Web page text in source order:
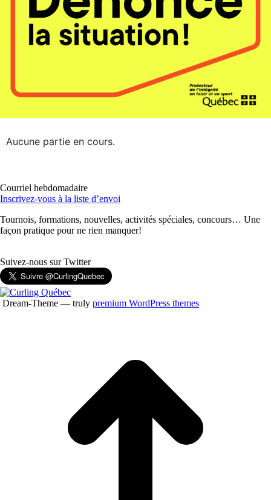
Aucune partie en cours.
Courriel hebdomadaire
Inscrivez-vous à la liste d’envoi
Tournois, formations, nouvelles, activités spéciales, concours… Une
façon pratique pour ne rien manquer!
Suivez-nous sur Twitter
Dream-Theme — truly premium WordPress themes